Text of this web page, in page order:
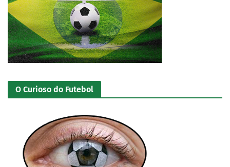
O Curioso do Futebol